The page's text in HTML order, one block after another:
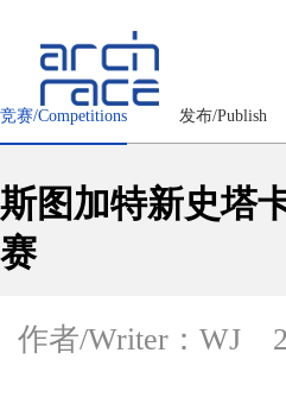
竞赛/Competitions 发布/Publish
斯图加特新史塔
赛
作者/Writer：WJ